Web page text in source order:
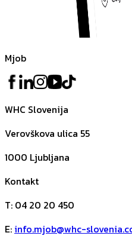
Mjob
WHC Slovenija
Verovškova ulica 55
1000 Ljubljana
Kontakt
T: 04 20 20 450
E: info.mjob@whc-